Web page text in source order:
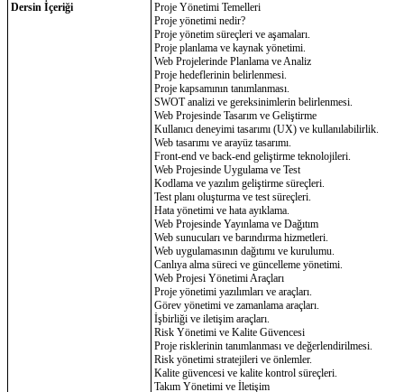
Dersin İçeriği
Proje Yönetimi Temelleri
Proje yönetimi nedir?
Proje yönetim süreçleri ve aşamaları.
Proje planlama ve kaynak yönetimi.
Web Projelerinde Planlama ve Analiz
Proje hedeflerinin belirlenmesi.
Proje kapsamının tanımlanması.
SWOT analizi ve gereksinimlerin belirlenmesi.
Web Projesinde Tasarım ve Geliştirme
Kullanıcı deneyimi tasarımı (UX) ve kullanılabilirlik.
Web tasarımı ve arayüz tasarımı.
Front-end ve back-end geliştirme teknolojileri.
Web Projesinde Uygulama ve Test
Kodlama ve yazılım geliştirme süreçleri.
Test planı oluşturma ve test süreçleri.
Hata yönetimi ve hata ayıklama.
Web Projesinde Yayınlama ve Dağıtım
Web sunucuları ve barındırma hizmetleri.
Web uygulamasının dağıtımı ve kurulumu.
Canlıya alma süreci ve güncelleme yönetimi.
Web Projesi Yönetimi Araçları
Proje yönetimi yazılımları ve araçları.
Görev yönetimi ve zamanlama araçları.
İşbirliği ve iletişim araçları.
Risk Yönetimi ve Kalite Güvencesi
Proje risklerinin tanımlanması ve değerlendirilmesi.
Risk yönetimi stratejileri ve önlemler.
Kalite güvencesi ve kalite kontrol süreçleri.
Takım Yönetimi ve İletişim